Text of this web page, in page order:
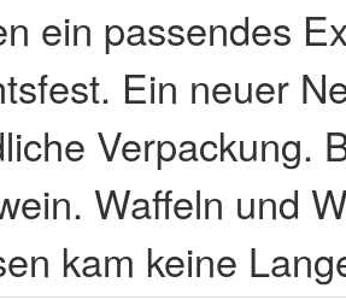
ein passendes
Ein neuer
Verpackung.
Waffeln und
kam keine